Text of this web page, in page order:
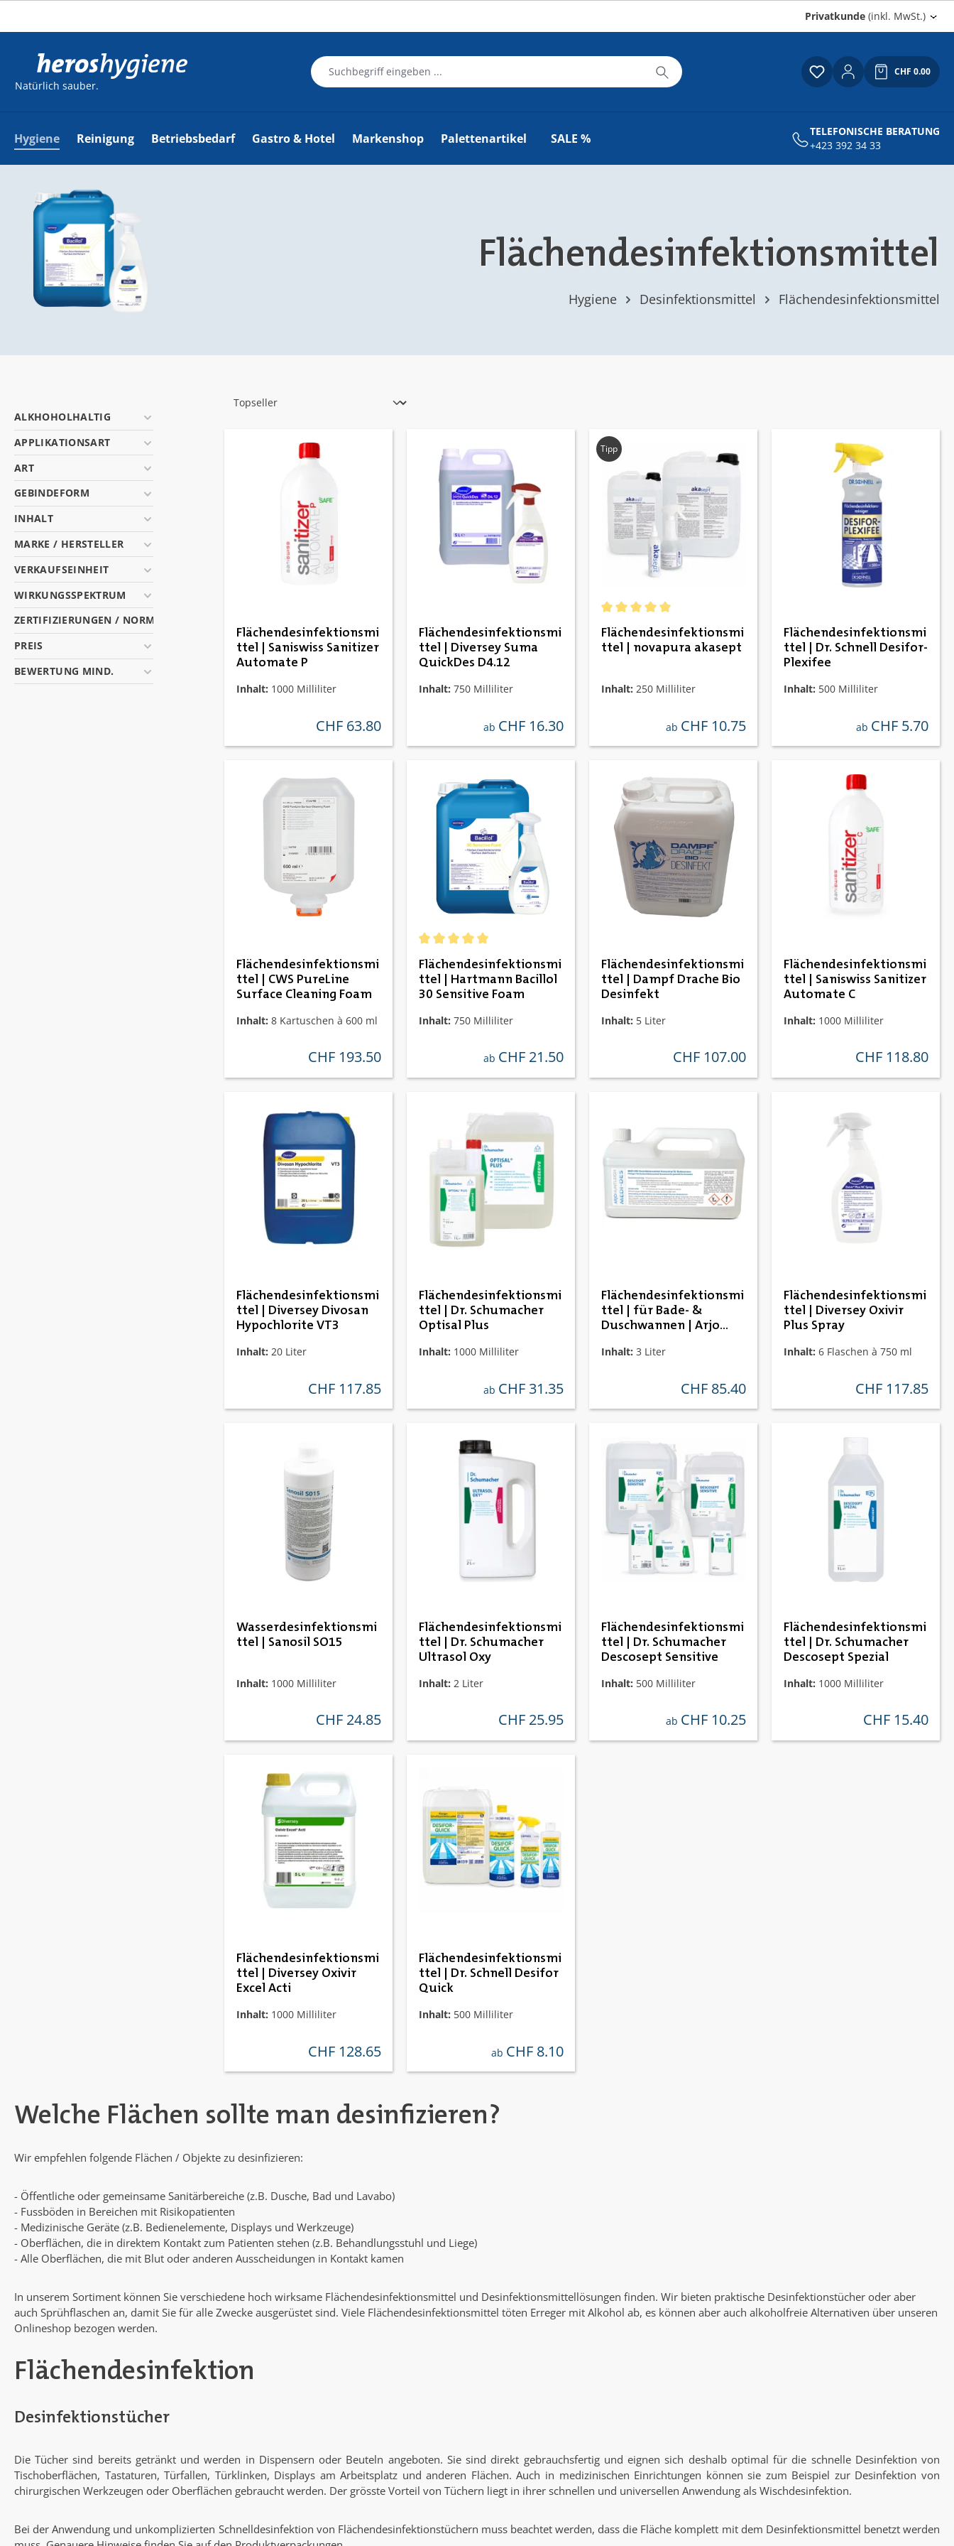
Privatkunde (inkl. MwSt.)
Natürlich sauber. Du hast 0 Produkte auf
CHF 0.00
Hygiene Reinigung Betriebsbedarf Gastro & Hotel Markenshop Palettenartikel SALE %
TELEFONISCHE BERATUNG
+423 392 34 33
Flächendesinfektionsmittel
Hygiene Desinfektionsmittel Flächendesinfektionsmittel
ALKHOHOLHALTIG
APPLIKATIONSART
ART
GEBINDEFORM
INHALT
MARKE / HERSTELLER
VERKAUFSEINHEIT
WIRKUNGSSPEKTRUM
ZERTIFIZIERUNGEN / NORMEN
PREIS
BEWERTUNG MIND.
Flächendesinfektionsmi
ttel | Saniswiss Sanitizer
Automate P
Inhalt: 1000 Milliliter
regulärer preis:
CHF 63.80
Flächendesinfektionsmi
ttel | Diversey Suma
QuickDes D4.12
Inhalt: 750 Milliliter
regulärer preis:
ab CHF 16.30
Tipp
Flächendesinfektionsmi
ttel | novapura akasept
Inhalt: 250 Milliliter
regulärer preis:
ab CHF 10.75
Flächendesinfektionsmi
ttel | Dr. Schnell Desifor-
Plexifee
Inhalt: 500 Milliliter
regulärer preis:
ab CHF 5.70
Flächendesinfektionsmi
ttel | CWS PureLine
Surface Cleaning Foam
Inhalt: 8 Kartuschen à 600 ml
regulärer preis:
CHF 193.50
Flächendesinfektionsmi
ttel | Hartmann Bacillol
30 Sensitive Foam
Inhalt: 750 Milliliter
regulärer preis:
ab CHF 21.50
Flächendesinfektionsmi
ttel | Dampf Drache Bio
Desinfekt
Inhalt: 5 Liter
regulärer preis:
CHF 107.00
Flächendesinfektionsmi
ttel | Saniswiss Sanitizer
Automate C
Inhalt: 1000 Milliliter
regulärer preis:
CHF 118.80
Flächendesinfektionsmi
ttel | Diversey Divosan
Hypochlorite VT3
Inhalt: 20 Liter
regulärer preis:
CHF 117.85
Flächendesinfektionsmi
ttel | Dr. Schumacher
Optisal Plus
Inhalt: 1000 Milliliter
regulärer preis:
ab CHF 31.35
Flächendesinfektionsmi
ttel | für Bade- &
Duschwannen | Arjo
Inhalt: 3 Liter
regulärer preis:
CHF 85.40
Flächendesinfektionsmi
ttel | Diversey Oxivir
Plus Spray
Inhalt: 6 Flaschen à 750 ml
regulärer preis:
CHF 117.85
Wasserdesinfektionsmi
ttel | Sanosil SO15
Inhalt: 1000 Milliliter
regulärer preis:
CHF 24.85
Flächendesinfektionsmi
ttel | Dr. Schumacher
Ultrasol Oxy
Inhalt: 2 Liter
regulärer preis:
CHF 25.95
Flächendesinfektionsmi
ttel | Dr. Schumacher
Descosept Sensitive
Inhalt: 500 Milliliter
regulärer preis:
ab CHF 10.25
Flächendesinfektionsmi
ttel | Dr. Schumacher
Descosept Spezial
Inhalt: 1000 Milliliter
regulärer preis:
CHF 15.40
Flächendesinfektionsmi
ttel | Diversey Oxivir
Excel Acti
Inhalt: 1000 Milliliter
regulärer preis:
CHF 128.65
Flächendesinfektionsmi
ttel | Dr. Schnell Desifor
Quick
Inhalt: 500 Milliliter
regulärer preis:
ab CHF 8.10
Welche Flächen sollte man desinfizieren?
Wir empfehlen folgende Flächen / Objekte zu desinfizieren:
- Öffentliche oder gemeinsame Sanitärbereiche (z.B. Dusche, Bad und Lavabo)
- Fussböden in Bereichen mit Risikopatienten
- Medizinische Geräte (z.B. Bedienelemente, Displays und Werkzeuge)
- Oberflächen, die in direktem Kontakt zum Patienten stehen (z.B. Behandlungsstuhl und Liege)
- Alle Oberflächen, die mit Blut oder anderen Ausscheidungen in Kontakt kamen
In unserem Sortiment können Sie verschiedene hoch wirksame Flächendesinfektionsmittel und Desinfektionsmittellösungen finden. Wir bieten praktische Desinfektionstücher oder aber
auch Sprühflaschen an, damit Sie für alle Zwecke ausgerüstet sind. Viele Flächendesinfektionsmittel töten Erreger mit Alkohol ab, es können aber auch alkoholfreie Alternativen über unseren
Onlineshop bezogen werden.
Flächendesinfektion
Desinfektionstücher
Die Tücher sind bereits getränkt und werden in Dispensern oder Beuteln angeboten. Sie sind direkt gebrauchsfertig und eignen sich deshalb optimal für die schnelle Desinfektion von
Tischoberflächen, Tastaturen, Türfallen, Türklinken, Displays am Arbeitsplatz und anderen Flächen. Auch in medizinischen Einrichtungen können sie zum Beispiel zur Desinfektion von
chirurgischen Werkzeugen oder Oberflächen gebraucht werden. Der grösste Vorteil von Tüchern liegt in ihrer schnellen und universellen Anwendung als Wischdesinfektion.
Bei der Anwendung und unkomplizierten Schnelldesinfektion von Flächendesinfektionstüchern muss beachtet werden, dass die Fläche komplett mit dem Desinfektionsmittel benetzt werden